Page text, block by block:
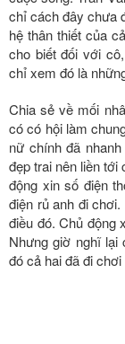
chỉ cách đây chưa
hệ thân thiết của
cho biết đối với
chỉ xem đó là
Chia sẻ về mối
có có hội làm
nữ chính đã
đẹp trai nên liền tới
động xin số điện
điện rủ anh đi
điều đó. Chủ động
Nhưng giờ nghĩ lại
đó cả hai đã đi chơi